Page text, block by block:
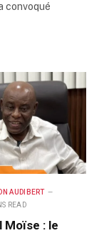
convoqué
AUDIBERT
READ
: le